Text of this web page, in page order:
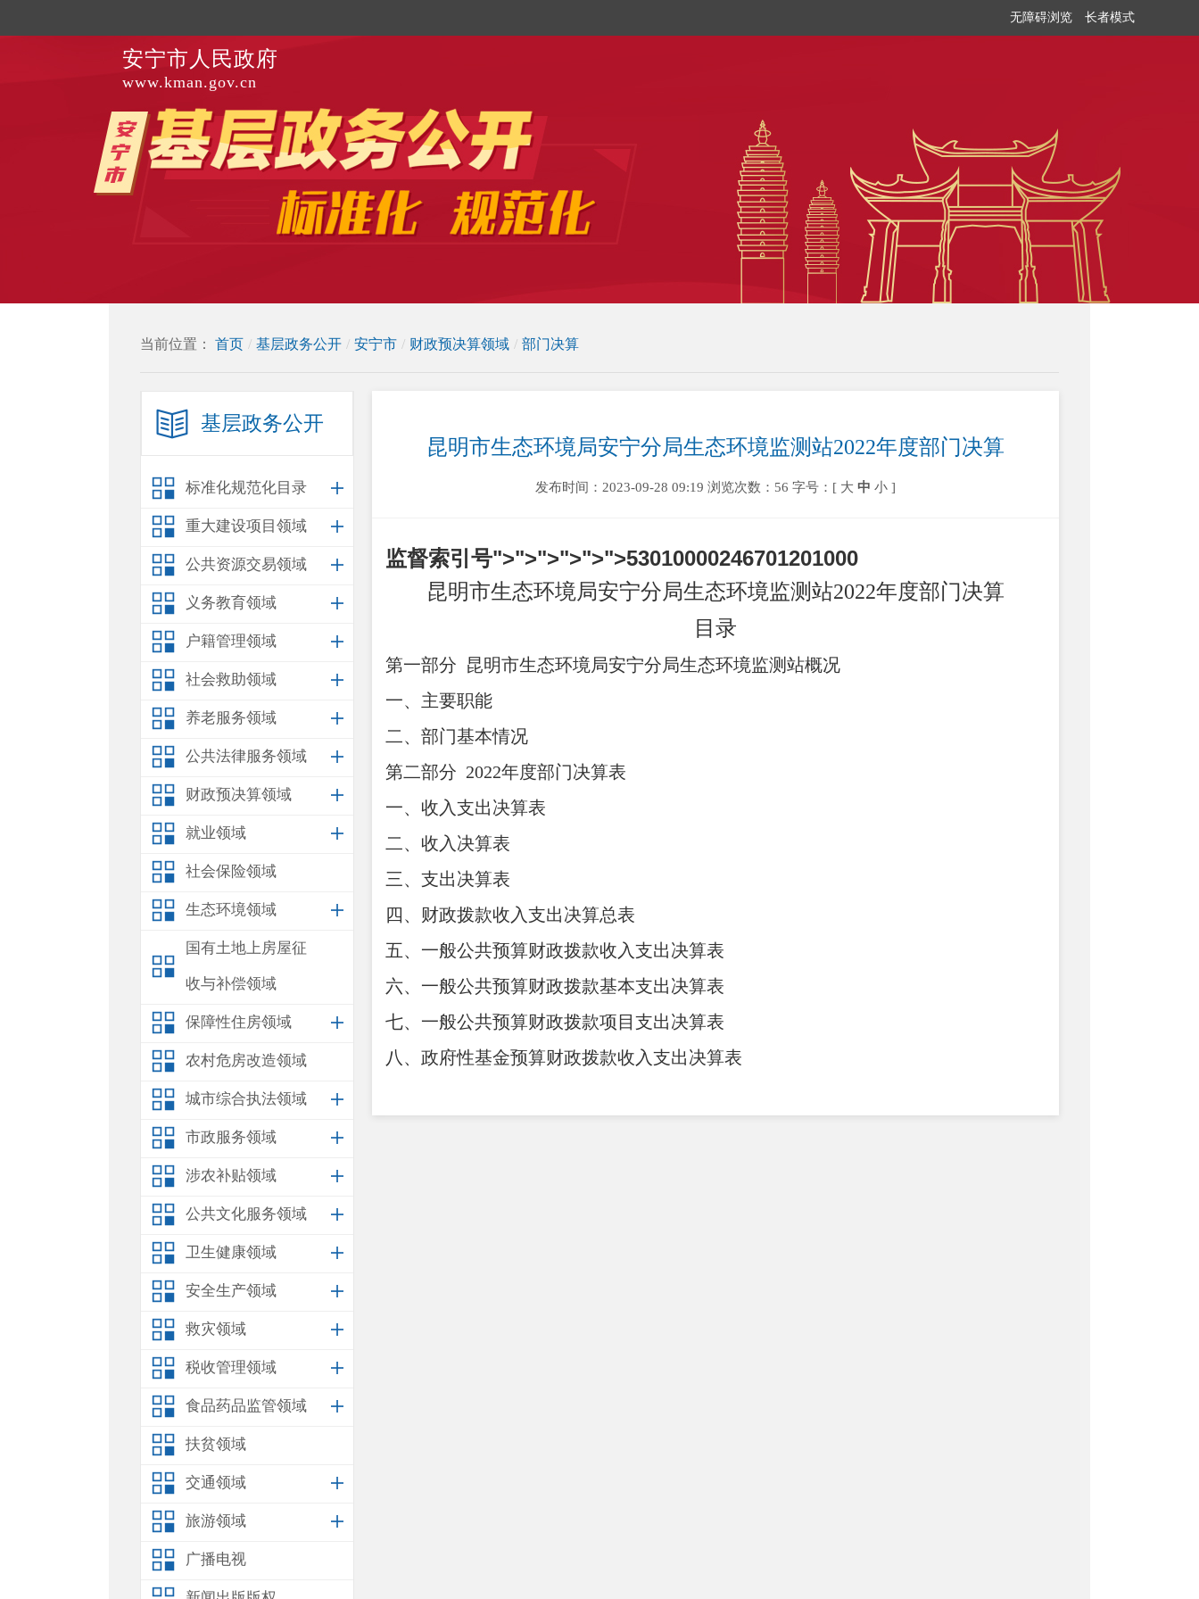
无障碍浏览 长者模式
安宁市人民政府
www.kman.gov.cn
当前位置： 首页 / 基层政务公开 / 安宁市 / 财政预决算领域 / 部门决算
基层政务公开
标准化规范化目录
重大建设项目领域
公共资源交易领域
义务教育领域
户籍管理领域
社会救助领域
养老服务领域
公共法律服务领域
财政预决算领域
就业领域
社会保险领域
生态环境领域
国有土地上房屋征
收与补偿领域
保障性住房领域
农村危房改造领域
城市综合执法领域
市政服务领域
涉农补贴领域
公共文化服务领域
卫生健康领域
安全生产领域
救灾领域
税收管理领域
食品药品监管领域
扶贫领域
交通领域
旅游领域
广播电视
昆明市生态环境局安宁分局生态环境监测站2022年度部门决算
发布时间：2023-09-28 09:19 浏览次数：56 字号：[ 大 中 小 ]
监督索引号">">">">">">53010000246701201000
昆明市生态环境局安宁分局生态环境监测站2022年度部门决算
目录
第一部分 昆明市生态环境局安宁分局生态环境监测站概况
一、主要职能
二、部门基本情况
第二部分 2022年度部门决算表
一、收入支出决算表
二、收入决算表
三、支出决算表
四、财政拨款收入支出决算总表
五、一般公共预算财政拨款收入支出决算表
六、一般公共预算财政拨款基本支出决算表
七、一般公共预算财政拨款项目支出决算表
八、政府性基金预算财政拨款收入支出决算表